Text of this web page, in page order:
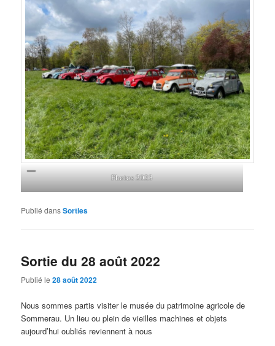
Photos 2023
Publié dansSorties
Sortie du 28 août 2022
Publié le28 août 2022
Nous sommes partis visiter le musée du patrimoine agricole de
Sommerau. Un lieu ou plein de vieilles machines et objets
aujourd’hui oubliés reviennent à nous